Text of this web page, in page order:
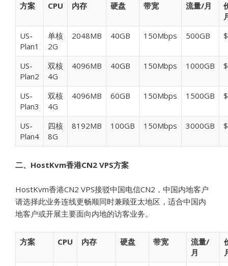
方案 CPU 内存 硬盘 带宽 流量/月
US-
Plan1
单核
2G
2048MB 40GB 150Mbps 500GB
US-
Plan2
双核
4G
4096MB 40GB 150Mbps 1000GB
US-
Plan3
双核
4G
4096MB 60GB 150Mbps 1500GB
US-
Plan4
四核
8G
8192MB 100GB 150Mbps 3000GB
二、HostKvm香港CN2 VPS方案
HostKvm香港CN2 VPS接驳中国电信CN2，中国内地客户
请选择此业务连线更畅顺同时兼顾亚太地区，适合中国内
地客户或开展主要面向内地的访客业务。
方案 CPU 内存 硬盘 带宽
流量/
月